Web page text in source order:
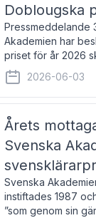
Doblougska
Pressmeddelande
Akademien har
priset för år 2026
Byggmästar,
Faldbakken samt
Prisbeloppet är
2026-06-03
Årets
Svenska
Svenska
instiftades 1987
”som genom sin